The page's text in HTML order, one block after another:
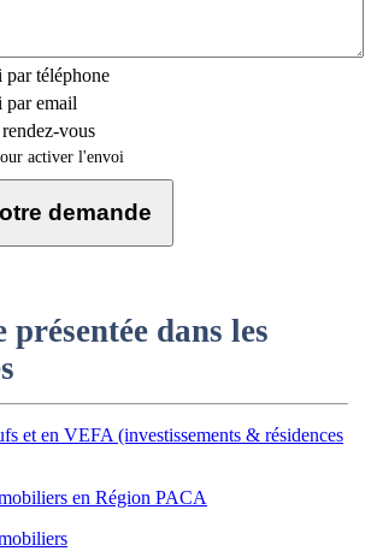
par téléphone
par email
vous
activer l'envoi
demande
présentée dans les
et en VEFA (investissements & résidences
en Région PACA